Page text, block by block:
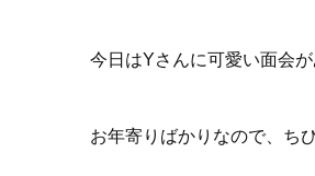
今日はYさんに可愛い面会
お年寄りばかりなので、ち